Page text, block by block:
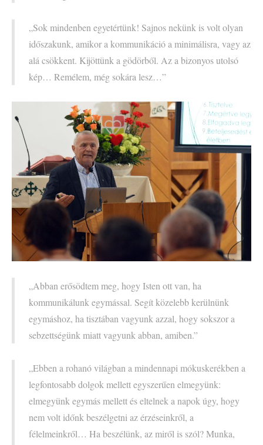
„Sok mindenben egyetértünk! Sajnos nekünk is volt olyan
időszakunk, amikor a kommunikáció a minimálisra, vagy az
alá csökkent. Kijöttünk a gödörből. Az a bizonyos utolsó
kép… Remélem, még sokára lesz…”
„Abban erősödtem meg, hogy Isten ott van, ha
kommunikálunk egymással. Segít közelebb kerülnünk
egymáshoz, ha tisztában vagyunk azzal, hogy sokszor a
sebzettségünk miatt vagyunk abban, amiben.”
„Ebben a rohanó világban a mindennapi mókuskerékben a
legfontosabb dolgok mellett egyszerűen elmegyünk:
elmegyünk egymás mellett és eltelnek a napok úgy, hogy
nem volt időnk beszélgetni az érzéseinkről, a
félelmeinkről… Ha beszélünk, az miről is szól? Munka,